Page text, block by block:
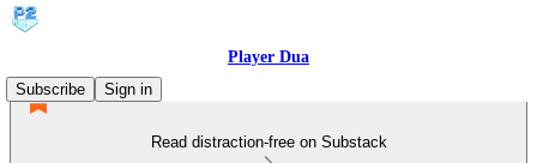
Player Dua
Subscribe
Sign in
Read distraction-free on Substack